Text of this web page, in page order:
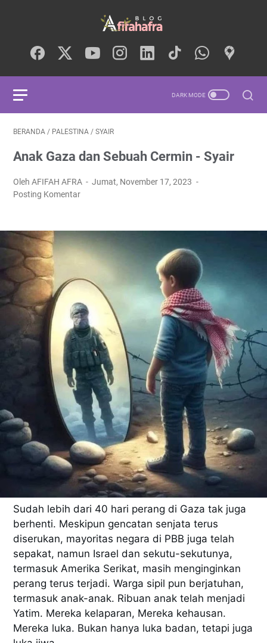
BERANDA / PALESTINA / SYAIR
Anak Gaza dan Sebuah Cermin - Syair
Oleh AFIFAH AFRA
Jumat, November 17, 2023
Posting Komentar
Sudah lebih dari 40 hari perang di Gaza tak juga
berhenti. Meskipun gencatan senjata terus
diserukan, mayoritas negara di PBB juga telah
sepakat, namun Israel dan sekutu-sekutunya,
termasuk Amerika Serikat, masih menginginkan
perang terus terjadi. Warga sipil pun berjatuhan,
termasuk anak-anak. Ribuan anak telah menjadi
Yatim. Mereka kelaparan, Mereka kehausan.
Mereka luka. Bukan hanya luka badan, tetapi juga